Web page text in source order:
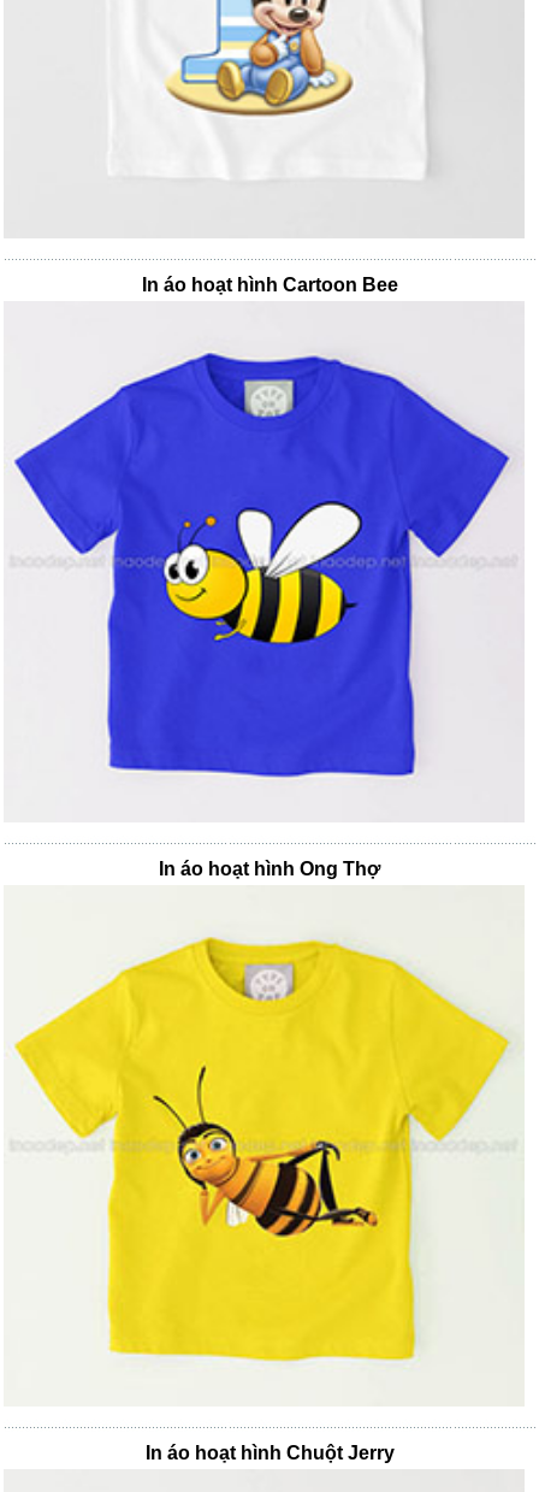
In áo hoạt hình Cartoon Bee
In áo hoạt hình Ong Thợ
In áo hoạt hình Chuột Jerry